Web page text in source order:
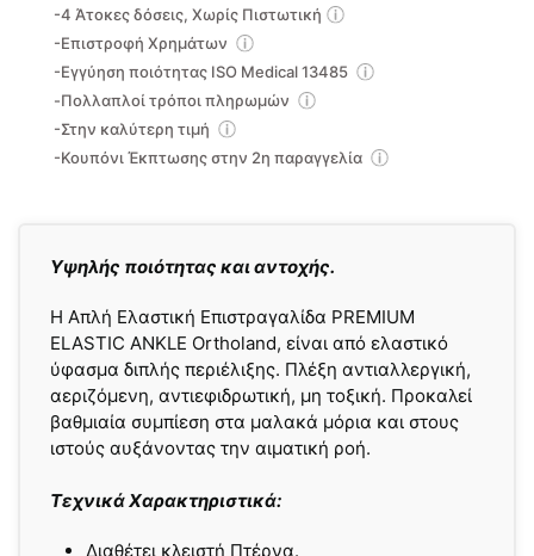
Yψηλής ποιότητας και αντοχής.
Η Απλή Eλαστική Eπιστραγαλίδα PREMIUM
ELASTIC ANKLE Ortholand, είναι από ελαστικό
ύφασμα διπλής περιέλιξης. Πλέξη αντιαλλεργική,
αεριζόμενη, αντιεφιδρωτική, μη τοξική. Προκαλεί
βαθμιαία συμπίεση στα μαλακά μόρια και στους
ιστούς αυξάνοντας την αιματική ροή.
Τεχνικά Χαρακτηριστικά:
Διαθέτει κλειστή Πτέρνα.
-4 Άτοκες δόσεις, Χωρίς Πιστωτική
-Επιστροφή Χρημάτων
-Εγγύηση ποιότητας ISO Medical 13485
-Πολλαπλοί τρόποι πληρωμών
-Στην καλύτερη τιμή
-Κουπόνι Έκπτωσης στην 2η παραγγελία